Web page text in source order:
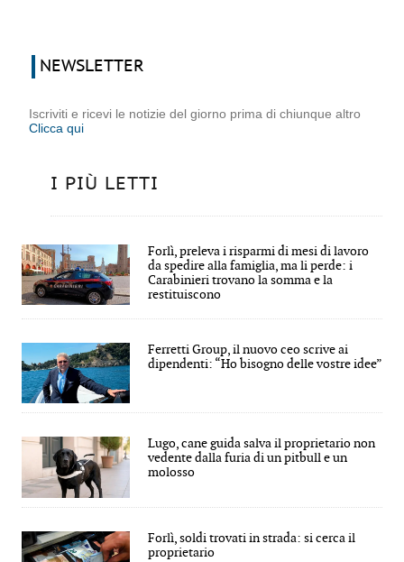
NEWSLETTER
Iscriviti e ricevi le notizie del giorno prima di chiunque altro
Clicca qui
I PIÙ LETTI
Forlì, preleva i risparmi di mesi di lavoro
da spedire alla famiglia, ma li perde: i
Carabinieri trovano la somma e la
restituiscono
Ferretti Group, il nuovo ceo scrive ai
dipendenti: “Ho bisogno delle vostre idee”
Lugo, cane guida salva il proprietario non
vedente dalla furia di un pitbull e un
molosso
Forlì, soldi trovati in strada: si cerca il
proprietario